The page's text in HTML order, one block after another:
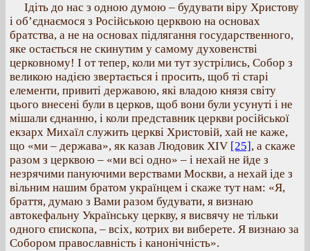
Ідіть до нас з одною думою – будувати віру Христову
і об’єднаємося з Російською церквою на основах
братства, а не на основах підлягання государственного,
яке остається не скинутим у самому духовенстві
церковному! І от тепер, коли ми тут зустрілись, Собор з
великою надією звертається і просить, щоб ті старі
елементи, привиті державою, які владою князя світу
цього внесені були в церков, щоб вони були усунуті і не
мішали єднанню, і коли представник церкви російської
екзарх Михаїл служить церкві Христовій, хай не каже,
що «ми – держава», як казав Людовик XIV [25], а скаже
разом з церквою – «ми всі одно» – і нехай не йде з
незрячими пануючими верствами Москви, а нехай іде з
вільним нашим братом українцем і скаже тут нам: «Я,
браття, думаю з Вами разом будувати, я визнаю
автокефальну Українську церкву, я висвячу не тільки
одного єпископа, – всіх, котрих ви виберете. Я визнаю за
Собором православність і канонічність».